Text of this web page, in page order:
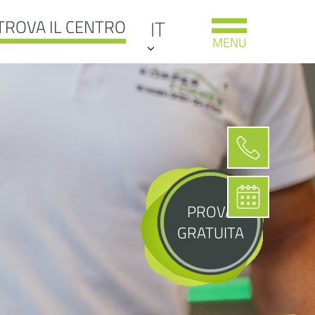
IL CENTRO IT MENU
PROVA
GRATUITA